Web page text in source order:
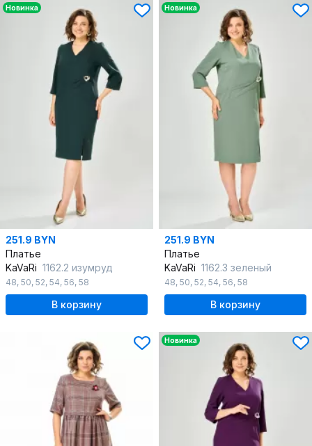
Новинка
251.9 BYN
Платье
KaVaRi 1162.2 изумруд
48, 50, 52, 54, 56, 58
В корзину
Новинка
251.9 BYN
Платье
KaVaRi 1162.3 зеленый
48, 50, 52, 54, 56, 58
В корзину
Новинка